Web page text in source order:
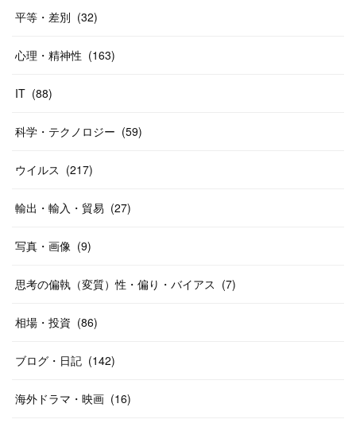
平等・差別 (32)
心理・精神性 (163)
IT (88)
科学・テクノロジー (59)
ウイルス (217)
輸出・輸入・貿易 (27)
写真・画像 (9)
思考の偏執（変質）性・偏り・バイアス (7)
相場・投資 (86)
ブログ・日記 (142)
海外ドラマ・映画 (16)